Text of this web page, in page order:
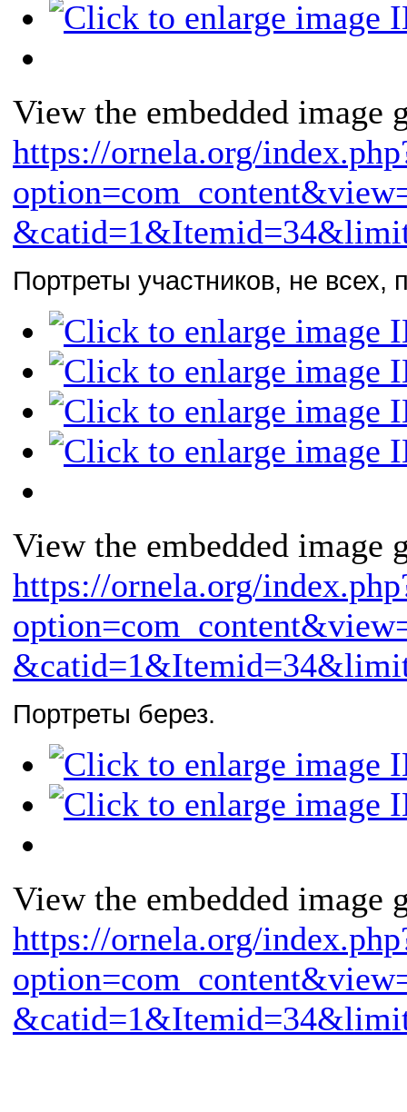
View the embedded image
https://ornela.org/
Портреты участников, не всех,
View the embedded image
https://ornela.org/
Портреты берез.
View the embedded image
https://ornela.org/